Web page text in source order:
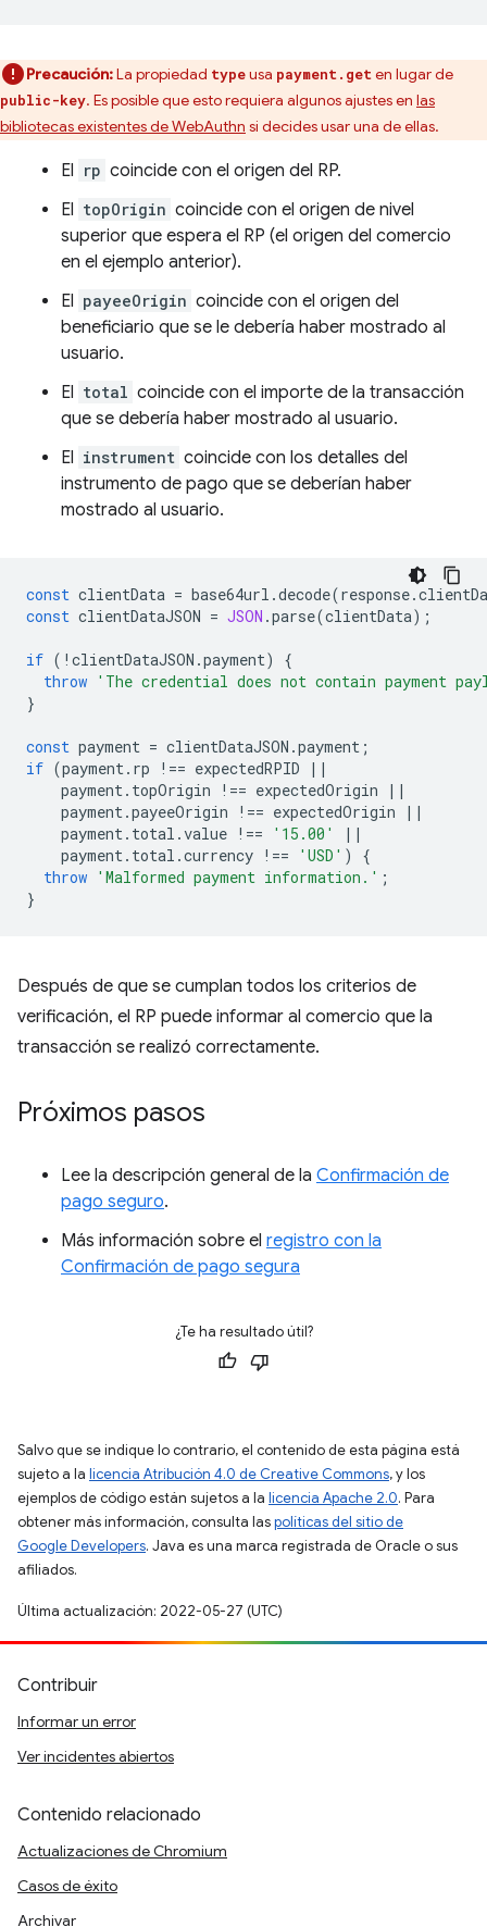
Precaución:La propiedad typeusa payment.geten lugar de
public-key. Es posible que esto requiera algunos ajustes en las
bibliotecas existentes de WebAuthn si decides usar una de ellas.
El rp coincide con el origen del RP.
El topOrigin coincide con el origen de nivel
superior que espera el RP (el origen del comercio
en el ejemplo anterior).
El payeeOrigin coincide con el origen del
beneficiario que se le debería haber mostrado al
usuario.
El total coincide con el importe de la transacción
que se debería haber mostrado al usuario.
El instrument coincide con los detalles del
instrumento de pago que se deberían haber
mostrado al usuario.
const clientData = base64url .decode(response.
const clientDataJSON = JSON .parse(clientData);
if ( ! clientDataJSON .payment)
{
throw 'The credential does not contain payment
}
const payment = clientDataJSON .payment ;
if (payment. rp !== expectedRPID
||
payment. topOrigin !== expectedOrigin
||
payment.payeeOrigin !== expectedOrigin
||
payment. total .value !== '15.00'
||
payment. total .currency !== 'USD' )
{
throw 'Malformed payment information.' ;
}
Después de que se cumplan todos los criterios de
verificación, el RP puede informar al comercio que la
transacción se realizó correctamente.
Próximos pasos
Lee la descripción general de la Confirmación de
pago seguro.
Más información sobre el registro con la
Confirmación de pago segura
¿Te ha resultado útil?
Salvo que se indique lo contrario, el contenido de esta página está
sujeto a la licencia Atribución 4.0 de Creative Commons, y los
ejemplos de código están sujetos a la licencia Apache 2.0. Para
obtener más información, consulta laspolíticas del sitio de
Google Developers. Java es una marca registrada de Oracle o sus
afiliados.
Última actualización: 2022-05-27 (UTC)
Contribuir
Informar un error
Ver incidentes abiertos
Contenido relacionado
Actualizaciones de Chromium
Casos de éxito
Archivar